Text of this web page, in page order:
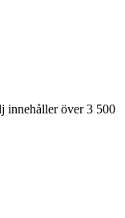
innehåller över 3 500